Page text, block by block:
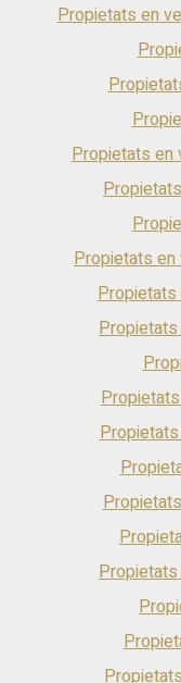
Propietats en
Propietats en
Propietats en
Propietats